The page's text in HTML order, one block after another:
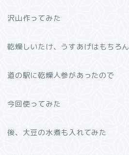
沢山作ってみた
乾燥しいたけ、うすあげはもちろん
道の駅に乾燥人参があったので
今回使ってみた
後、大豆の水煮も入れてみた